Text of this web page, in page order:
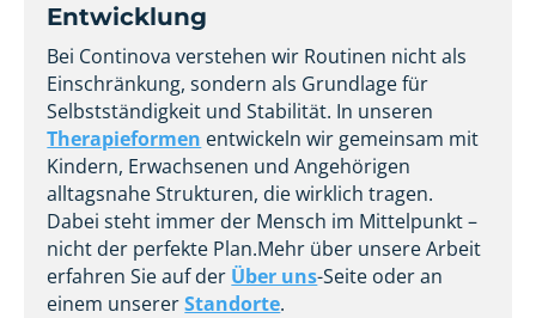
Entwicklung
Bei Continova verstehen wir Routinen nicht als
Einschränkung, sondern als Grundlage für
Selbstständigkeit und Stabilität. In unseren
Therapieformen entwickeln wir gemeinsam mit
Kindern, Erwachsenen und Angehörigen
alltagsnahe Strukturen, die wirklich tragen.
Dabei steht immer der Mensch im Mittelpunkt –
nicht der perfekte Plan.Mehr über unsere Arbeit
erfahren Sie auf der Über uns-Seite oder an
einem unsererStandorte.